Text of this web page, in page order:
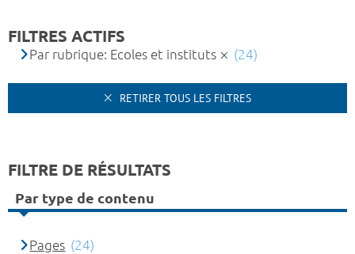
FILTRES ACTIFS
Par rubrique: Ecoles et instituts (24)
RETIRER TOUS LES FILTRES
FILTRE DE RÉSULTATS
Par type de contenu
Pages (24)